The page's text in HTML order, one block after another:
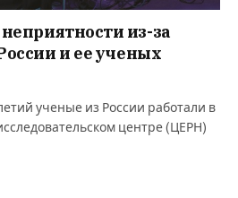
из-за
и ее ученых
ученые из России работали в
центре (ЦЕРН)